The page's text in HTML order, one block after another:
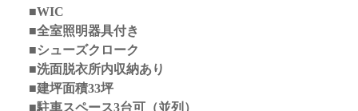
■WIC
■全室照明器具付き
■シューズクローク
■洗面脱衣所内収納あり
■建坪面積33坪
■駐車スペース3台可（並列）